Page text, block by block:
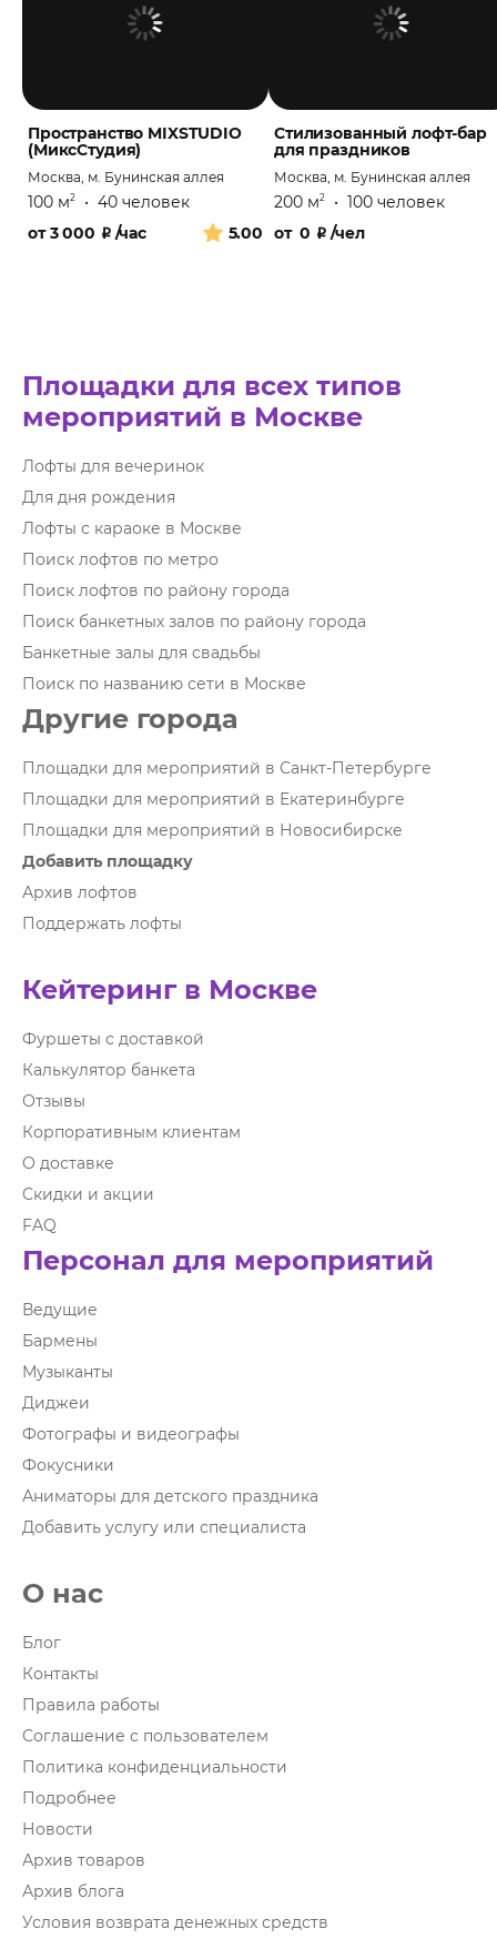
Пространство MIXSTUDIO
(МиксСтудия)
Москва, м. Бунинская аллея
100 м2 • 40 человек
5.00
от3 000 ₽ /час
Стилизованный лофт-бар
для праздников
Москва, м. Бунинская аллея
200 м2 • 100 человек
от0 ₽ /чел
Площадки для всех типов
мероприятий в Москве
Лофты для вечеринок
Для дня рождения
Лофты с караоке в Москве
Поиск лофтов по метро
Поиск лофтов по району города
Поиск банкетных залов по району города
Банкетные залы для свадьбы
Поиск по названию сети в Москве
Другие города
Площадки для мероприятий в Санкт-Петербурге
Площадки для мероприятий в Екатеринбурге
Площадки для мероприятий в Новосибирске
Добавить площадку
Архив лофтов
Поддержать лофты
Кейтеринг в Москве
Фуршеты с доставкой
Калькулятор банкета
Отзывы
Корпоративным клиентам
О доставке
Скидки и акции
FAQ
Персонал для мероприятий
Ведущие
Бармены
Музыканты
Диджеи
Фотографы и видеографы
Фокусники
Аниматоры для детского праздника
Добавить услугу или специалиста
О нас
Блог
Контакты
Правила работы
Соглашение с пользователем
Политика конфиденциальности
Подробнее
Новости
Архив товаров
Архив блога
Условия возврата денежных средств